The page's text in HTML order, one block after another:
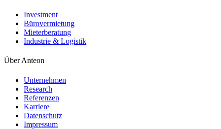
Investment
Bürovermietung
Mieterberatung
Industrie & Logistik
Über Anteon
Unternehmen
Research
Referenzen
Karriere
Datenschutz
Impressum